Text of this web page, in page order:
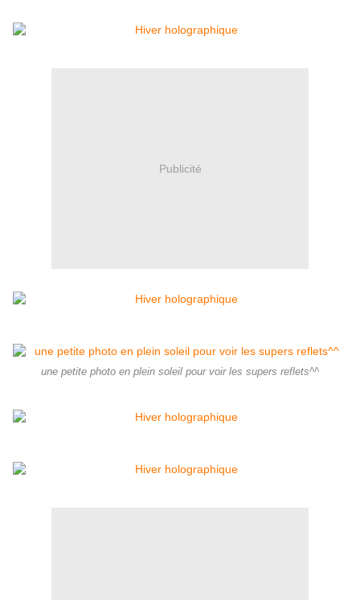
Publicité
une petite photo en plein soleil pour voir les supers reflets^^